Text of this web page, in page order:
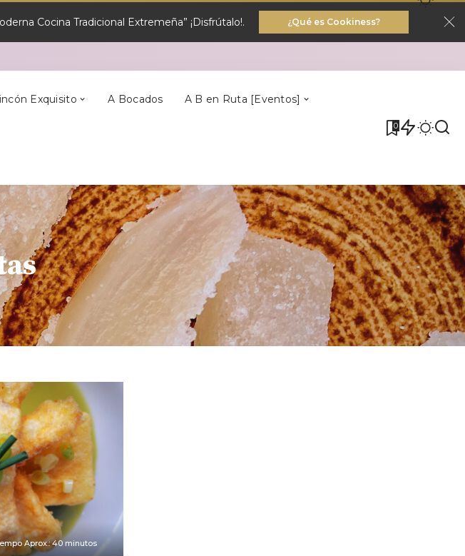
Cocina Tradicional Extremeña” ¡Disfrútalo!. ¿Qué es Cookiness?
Exquisito A Bocados A B en Ruta [Eventos]
0
En Semana Santa
Cilleros Villa Del Rey
Aprox.: 40 minutos